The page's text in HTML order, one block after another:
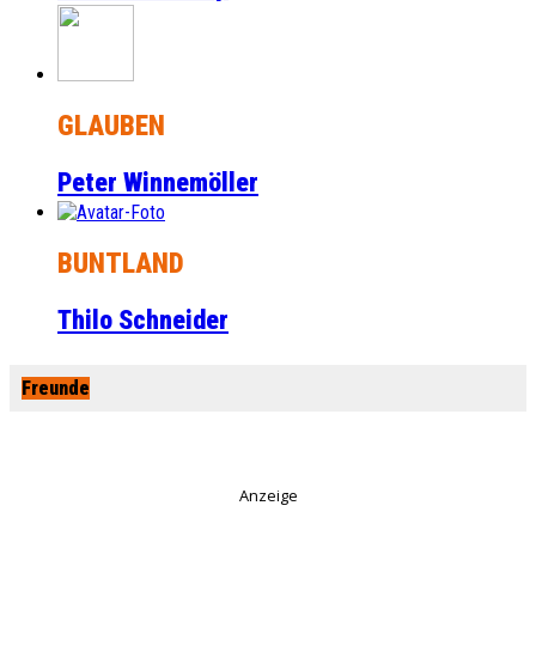
GLAUBEN
Peter Winnemöller
BUNTLAND
Thilo Schneider
Freunde
Anzeige